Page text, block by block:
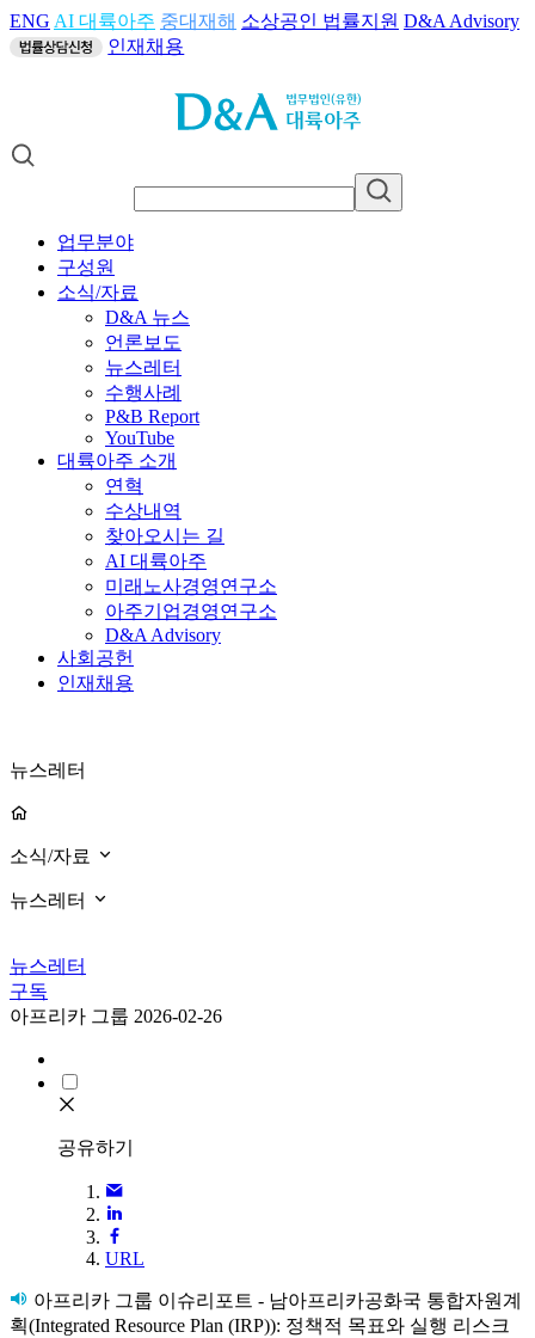
ENG AI 대륙아주 중대재해 소상공인 법률지원 D&A Advisory
인재채용
업무분야
구성원
소식/자료
D&A 뉴스
언론보도
뉴스레터
수행사례
P&B Report
YouTube
대륙아주 소개
연혁
수상내역
찾아오시는 길
AI 대륙아주
미래노사경영연구소
아주기업경영연구소
D&A Advisory
사회공헌
인재채용
뉴스레터
소식/자료
뉴스레터
뉴스레터
구독
아프리카 그룹 2026-02-26
공유하기
URL
아프리카 그룹 이슈리포트 - 남아프리카공화국 통합자원계
획(Integrated Resource Plan (IRP)): 정책적 목표와 실행 리스크